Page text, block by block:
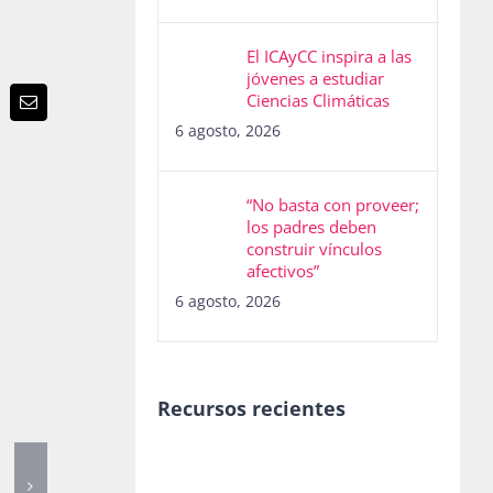
Email
El ICAyCC inspira a las
jóvenes a estudiar
Ciencias Climáticas
6 agosto, 2026
“No basta con proveer;
los padres deben
construir vínculos
afectivos”
6 agosto, 2026
Recursos recientes